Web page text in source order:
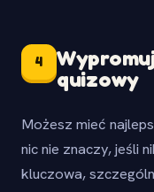
4
quizowy
Możesz mieć
nic nie znaczy, jeśli
kluczowa,